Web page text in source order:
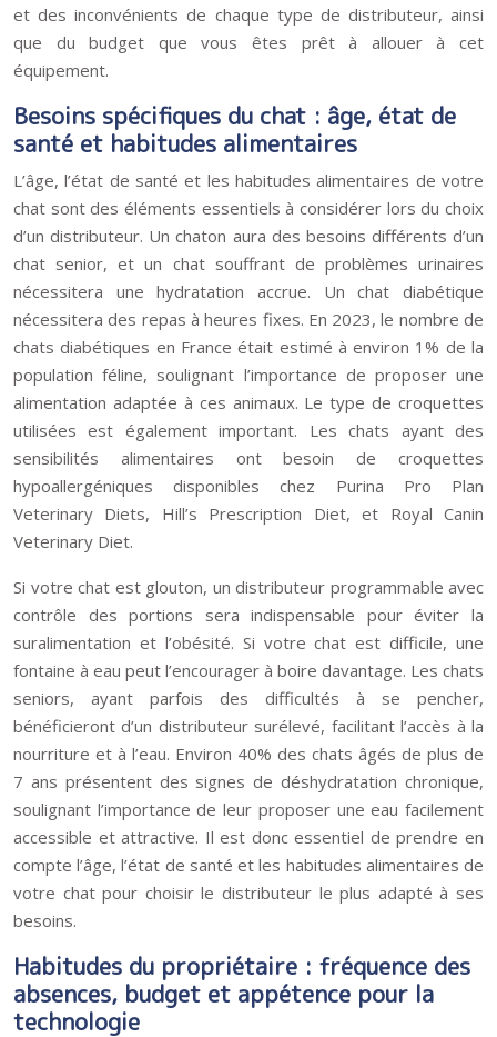
et des inconvénients de chaque type de distributeur, ainsi
que du budget que vous êtes prêt à allouer à cet
équipement.
Besoins spécifiques du chat : âge, état de
santé et habitudes alimentaires
L’âge, l’état de santé et les habitudes alimentaires de votre
chat sont des éléments essentiels à considérer lors du choix
d’un distributeur. Un chaton aura des besoins différents d’un
chat senior, et un chat souffrant de problèmes urinaires
nécessitera une hydratation accrue. Un chat diabétique
nécessitera des repas à heures fixes. En 2023, le nombre de
chats diabétiques en France était estimé à environ 1% de la
population féline, soulignant l’importance de proposer une
alimentation adaptée à ces animaux. Le type de croquettes
utilisées est également important. Les chats ayant des
sensibilités alimentaires ont besoin de croquettes
hypoallergéniques disponibles chez Purina Pro Plan
Veterinary Diets, Hill’s Prescription Diet, et Royal Canin
Veterinary Diet.
Si votre chat est glouton, un distributeur programmable avec
contrôle des portions sera indispensable pour éviter la
suralimentation et l’obésité. Si votre chat est difficile, une
fontaine à eau peut l’encourager à boire davantage. Les chats
seniors, ayant parfois des difficultés à se pencher,
bénéficieront d’un distributeur surélevé, facilitant l’accès à la
nourriture et à l’eau. Environ 40% des chats âgés de plus de
7 ans présentent des signes de déshydratation chronique,
soulignant l’importance de leur proposer une eau facilement
accessible et attractive. Il est donc essentiel de prendre en
compte l’âge, l’état de santé et les habitudes alimentaires de
votre chat pour choisir le distributeur le plus adapté à ses
besoins.
Habitudes du propriétaire : fréquence des
absences, budget et appétence pour la
technologie